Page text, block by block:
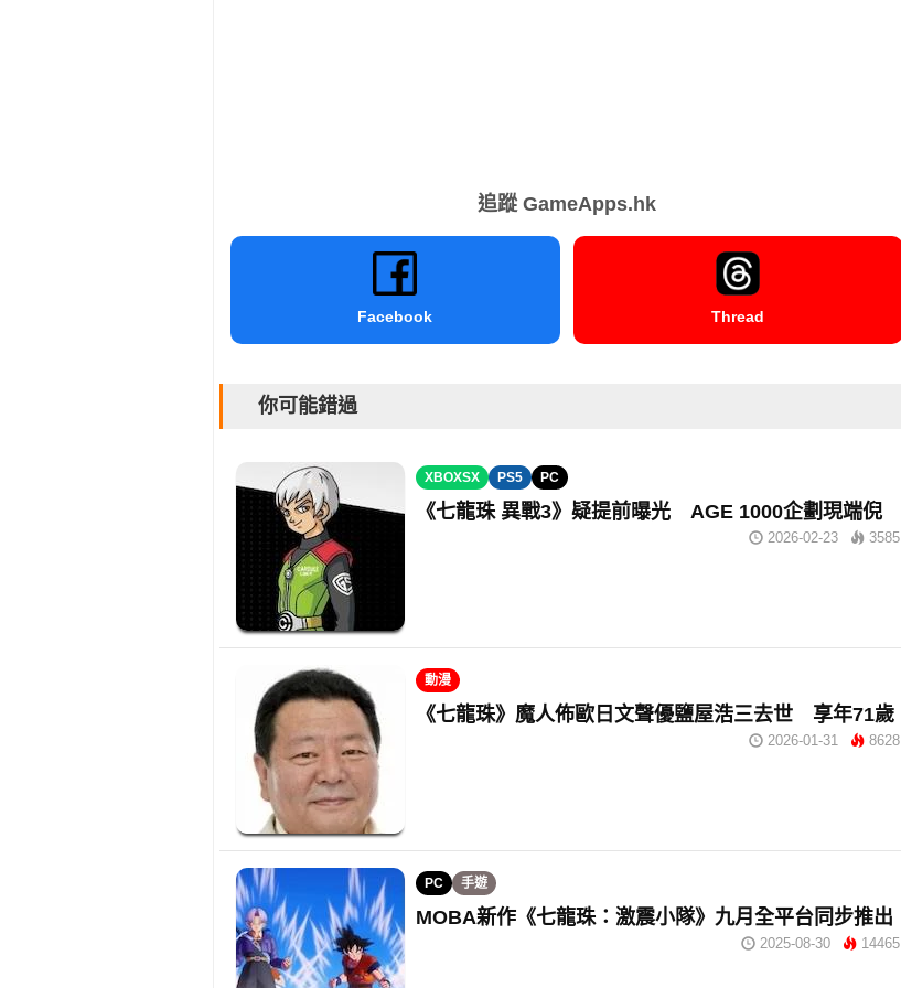
追蹤 GameApps.hk
Facebook Thread
你可能錯過
XBOXSX PS5 PC
《七龍珠 異戰3》疑提前曝光 AGE 1000企劃現端倪
2026-02-23 3585
動漫
《七龍珠》魔人佈歐日文聲優鹽屋浩三去世 享年71歲
2026-01-31 8628
PC 手遊
MOBA新作《七龍珠：激震小隊》九月全平台同步推出
2025-08-30 14465